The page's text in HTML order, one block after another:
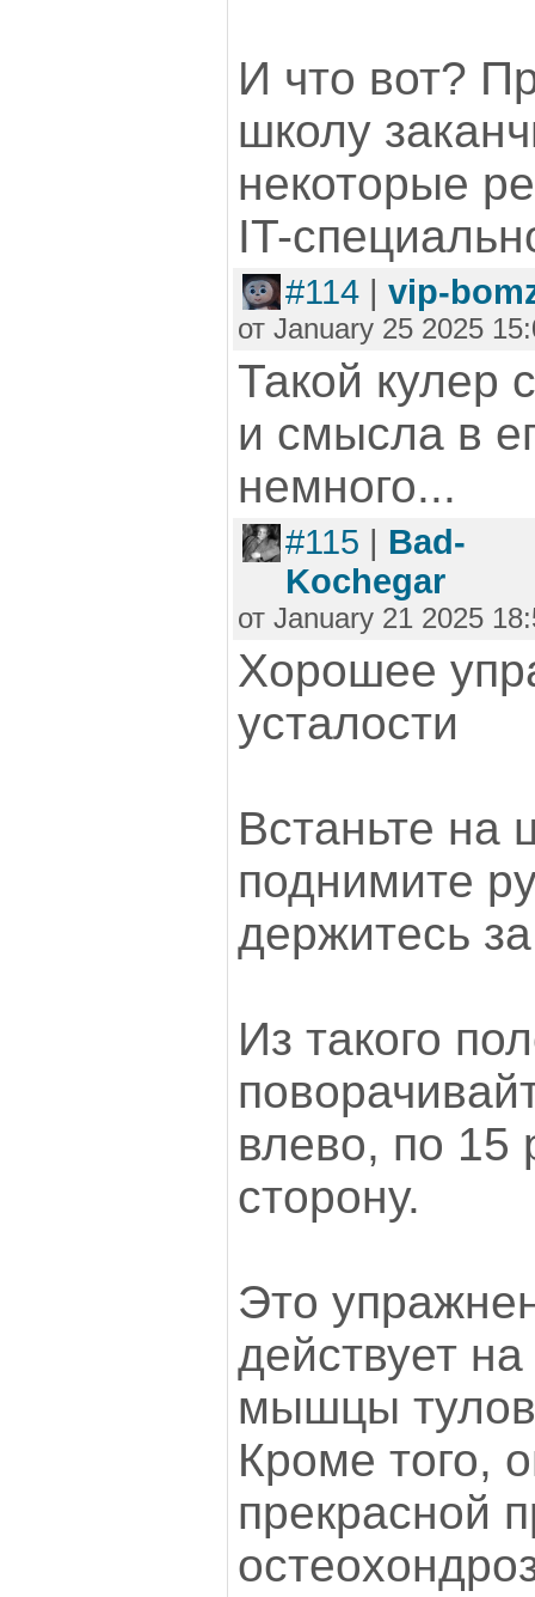
И что вот?
школу
некоторые
IT-
#114 | vip-
от January 25 2025
Такой кулер
и смысла в
немного...
#115 | Bad-
Kochegar
от January 21 2025
Хорошее
усталости
Встаньте на
поднимите
держитесь
Из такого
влево, по 15
сторону.
Это
действует
мышцы
Кроме того,
прекрасной